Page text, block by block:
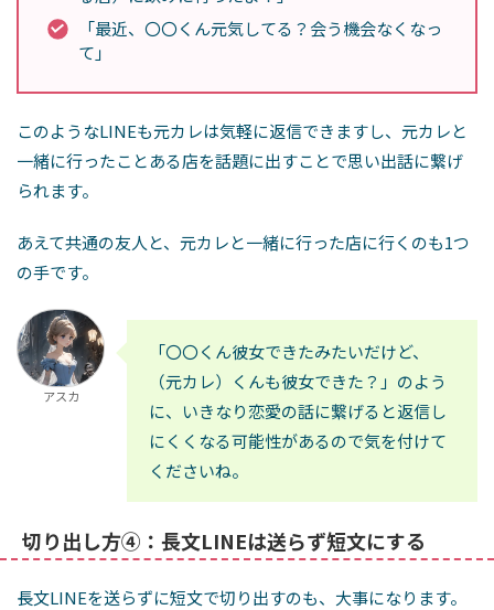
「最近、〇〇くん元気してる？会う機会なくなっ
て」
このようなLINEも元カレは気軽に返信できますし、元カレと
一緒に行ったことある店を話題に出すことで思い出話に繋げ
られます。
あえて共通の友人と、元カレと一緒に行った店に行くのも1つ
の手です。
アスカ
「〇〇くん彼女できたみたいだけど、
（元カレ）くんも彼女できた？」のよう
に、いきなり恋愛の話に繋げると返信し
にくくなる可能性があるので気を付けて
くださいね。
切り出し方④：長文LINEは送らず短文にする
長文LINEを送らずに短文で切り出すのも、大事になります。